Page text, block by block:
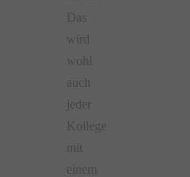
Das
wird
wohl
auch
jeder
Kollege
mit
einem